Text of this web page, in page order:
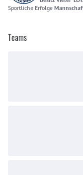
Sportliche Erfolge
Teams